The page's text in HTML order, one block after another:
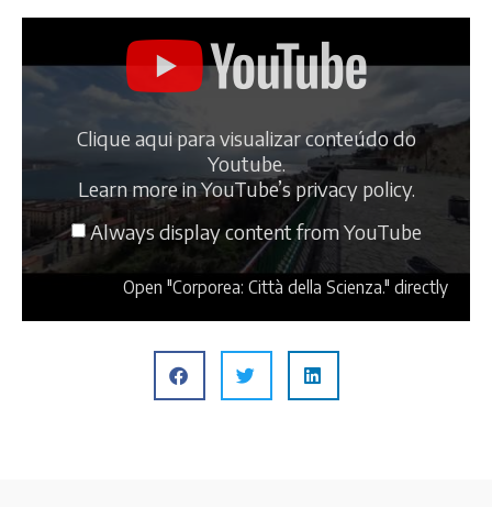
Clique aqui para visualizar conteúdo do
Youtube.
Learn more inYouTube’s privacy policy.
Always display content from YouTube
Open "Corporea: Città della Scienza." directly